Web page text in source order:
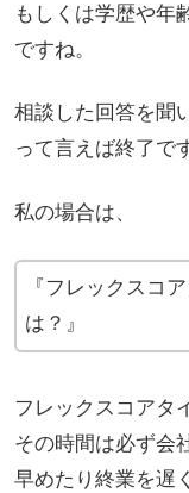
もしくは学歴や年
ですね。
相談した回答を聞
って言えば終了で
私の場合は、
『フレックスコ
は？』
フレックスコアタ
その時間は必ず会
早めたり終業を遅